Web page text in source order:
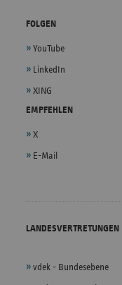
FOLGEN
YouTube
LinkedIn
XING
EMPFEHLEN
X
E-Mail
LANDESVERTRETUNGEN
vdek - Bundesebene